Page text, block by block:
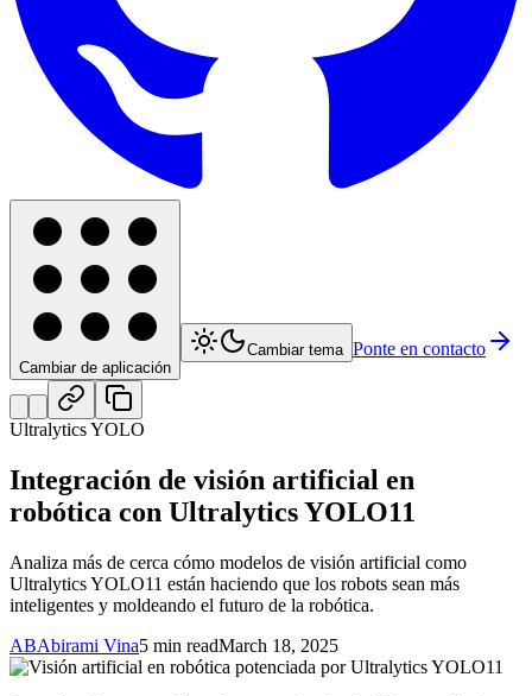
Cambiar de aplicación
Cambiar tema Ponte en contacto
Ultralytics YOLO
Integración de visión artificial en
robótica con Ultralytics YOLO11
Analiza más de cerca cómo modelos de visión artificial como
Ultralytics YOLO11 están haciendo que los robots sean más
inteligentes y moldeando el futuro de la robótica.
ABAbirami Vina5 min readMarch 18, 2025